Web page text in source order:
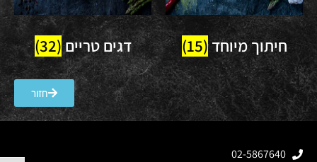
חיתוך מיוחד(15) דגים טריים(32)
חזור
02-5867640